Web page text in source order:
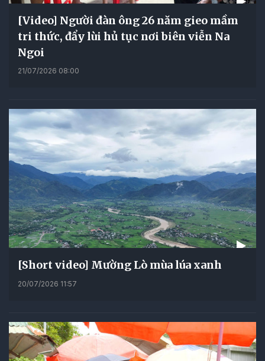
[Video] Người đàn ông 26 năm gieo mầm
tri thức, đẩy lùi hủ tục nơi biên viễn Na
Ngoi
21/07/2026 08:00
[Short video] Mường Lò mùa lúa xanh
20/07/2026 11:57